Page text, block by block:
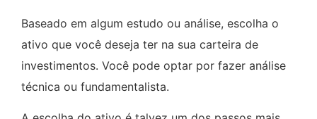
Baseado em algum estudo ou análise, escolha o
ativo que você deseja ter na sua carteira de
investimentos. Você pode optar por fazer análise
técnica ou fundamentalista.